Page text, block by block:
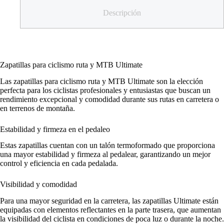
Descripción
Zapatillas para ciclismo ruta y MTB Ultimate
Las zapatillas para ciclismo ruta y MTB Ultimate son la elección
perfecta para los ciclistas profesionales y entusiastas que buscan un
rendimiento excepcional y comodidad durante sus rutas en carretera o
en terrenos de montaña.
Estabilidad y firmeza en el pedaleo
Estas zapatillas cuentan con un talón termoformado que proporciona
una mayor estabilidad y firmeza al pedalear, garantizando un mejor
control y eficiencia en cada pedalada.
Visibilidad y comodidad
Para una mayor seguridad en la carretera, las zapatillas Ultimate están
equipadas con elementos reflectantes en la parte trasera, que aumentan
la visibilidad del ciclista en condiciones de poca luz o durante la noche.